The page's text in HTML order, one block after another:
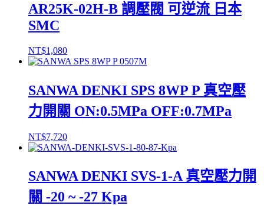
AR25K-02H-B 調壓閥 可逆流 日本
SMC
NT$1,080
SANWA DENKI SPS 8WP P 真空壓
力開關 ON:0.5MPa OFF:0.7MPa
NT$7,720
SANWA DENKI SVS-1-A 真空壓力開
關 -20 ~ -27 Kpa